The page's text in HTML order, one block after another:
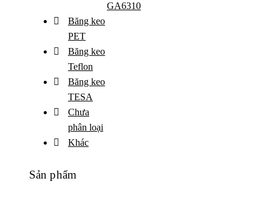
GA6310
Băng keo
PET
Băng keo
Teflon
Băng keo
TESA
Chưa
phân loại
Khác
Sản phẩm